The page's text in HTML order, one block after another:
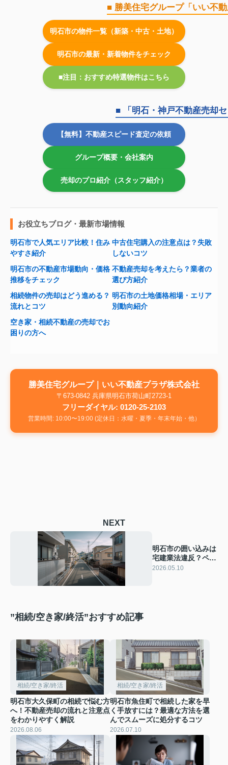
■ 勝美住宅グループ「いい不
明石市の物件一覧（新築・中古・土地）
明石市の最新・新着物件をチェック
■注目：おすすめ特選物件はこちら
■ 「明石・神戸不動産売却
【無料】不動産スピード査定の依頼
グループ概要・会社案内
売却のプロ紹介（スタッフ紹介）
お役立ちブログ・最新市場情報
明石市で人気エリア比較！住み
やすさ紹介
中古住宅購入の注意点は？失敗
しないコツ
明石市の不動産市場動向・価格
推移をチェック
不動産売却を考えたら？業者の
選び方紹介
相続物件の売却はどう進める？
流れとコツ
明石市の土地価格相場・エリア
別動向紹介
空き家・相続不動産の売却でお
困りの方へ
勝美住宅グループ｜いい不動産プラザ株式会社
〒673-0842 兵庫県明石市荷山町2723-1
フリーダイヤル: 0120-25-2103
営業時間: 10:00〜19:00 (定休日：水曜・夏季・年末年始・他）
NEXT
明石市の囲い込みは
宅建業法違反？ペナ
ルティ内容と安全な
2026.05.10
”相続/空き家/終活”おすすめ記事
相続/空き家/終活
明石市大久保町の相続で悩む方
へ！不動産売却の流れと注意点
をわかりやすく解説
2026.08.06
相続/空き家/終活
明石市魚住町で相続した家を早
く手放すには？最適な方法を選
んでスムーズに処分するコツ
2026.07.10